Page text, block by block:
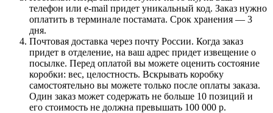
телефон или e-mail придет уникальный код. Заказ нужно
оплатить в терминале постамата. Срок хранения — 3
дня.
Почтовая доставка через почту России. Когда заказ
придет в отделение, на ваш адрес придет извещение о
посылке. Перед оплатой вы можете оценить состояние
коробки: вес, целостность. Вскрывать коробку
самостоятельно вы можете только после оплаты заказа.
Один заказ может содержать не больше 10 позиций и
его стоимость не должна превышать 100 000 р.